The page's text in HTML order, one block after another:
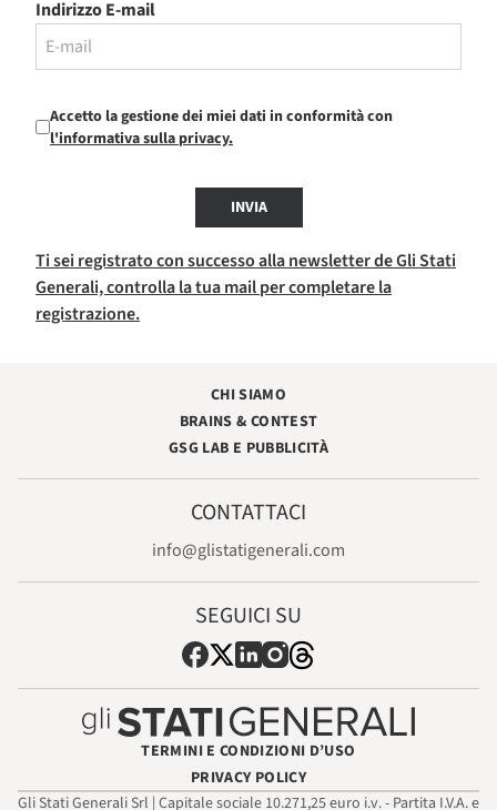
Indirizzo E-mail
Accetto la gestione dei miei dati in conformità con
l'informativa sulla privacy.
INVIA
Ti sei registrato con successo alla newsletter de Gli Stati
Generali, controlla la tua mail per completare la
registrazione.
CHI SIAMO
BRAINS & CONTEST
GSG LAB E PUBBLICITÀ
CONTATTACI
info@glistatigenerali.com
SEGUICI SU
TERMINI E CONDIZIONI D’USO
PRIVACY POLICY
Gli Stati Generali Srl | Capitale sociale 10.271,25 euro i.v. - Partita I.V.A. e